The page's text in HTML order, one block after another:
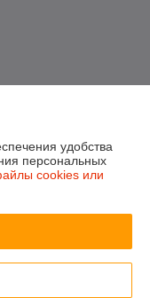
удобства
персональных
cookies или